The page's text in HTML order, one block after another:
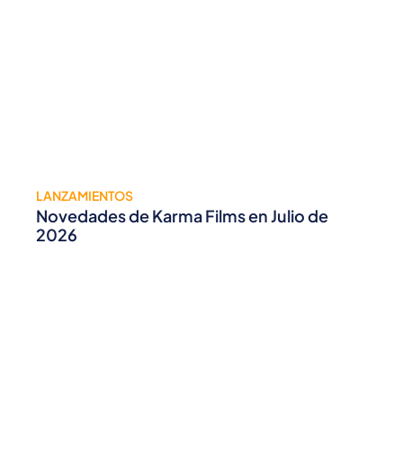
LANZAMIENTOS
Novedades de Karma Films en Julio de
2026